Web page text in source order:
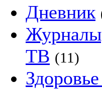
Дневник
ТВ (11)